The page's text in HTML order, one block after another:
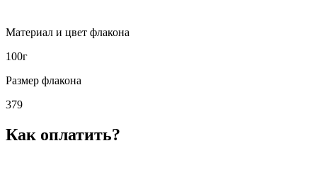
Материал и цвет флакона
100г
Размер флакона
379
Как оплатить?